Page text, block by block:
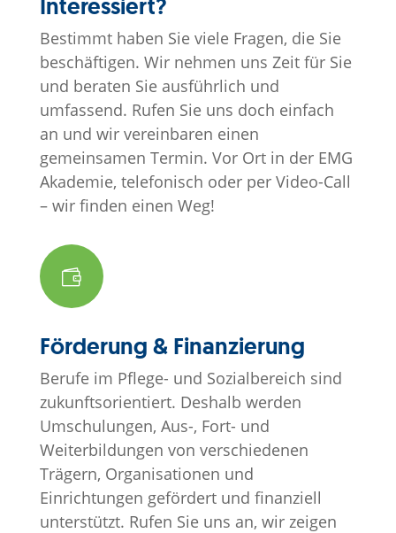
Interessiert?
Bestimmt haben Sie viele Fragen, die Sie
beschäftigen. Wir nehmen uns Zeit für Sie
und beraten Sie ausführlich und
umfassend. Rufen Sie uns doch einfach
an und wir vereinbaren einen
gemeinsamen Termin. Vor Ort in der EMG
Akademie, telefonisch oder per Video-Call
– wir finden einen Weg!

Förderung & Finanzierung
Berufe im Pflege- und Sozialbereich sind
zukunftsorientiert. Deshalb werden
Umschulungen, Aus-, Fort- und
Weiterbildungen von verschiedenen
Trägern, Organisationen und
Einrichtungen gefördert und finanziell
unterstützt. Rufen Sie uns an, wir zeigen